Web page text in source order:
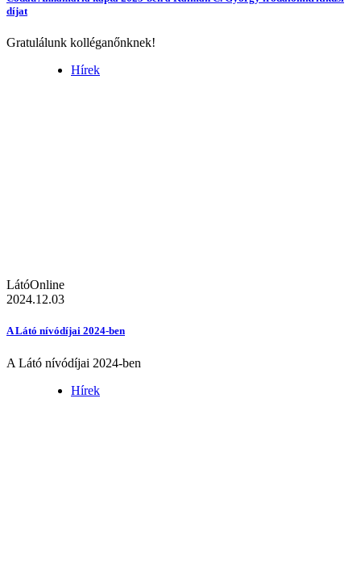
díjat
Gratulálunk kolléganőnknek!
Hírek
LátóOnline
2024.12.03
A Látó nívódíjai 2024-ben
A Látó nívódíjai 2024-ben
Hírek